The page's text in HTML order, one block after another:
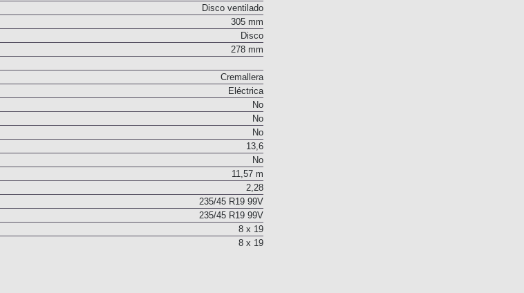
Disco ventilado
305 mm
Disco
278 mm
Cremallera
Eléctrica
No
No
No
13,6
No
11,57 m
2,28
235/45 R19 99V
235/45 R19 99V
8 x 19
8 x 19